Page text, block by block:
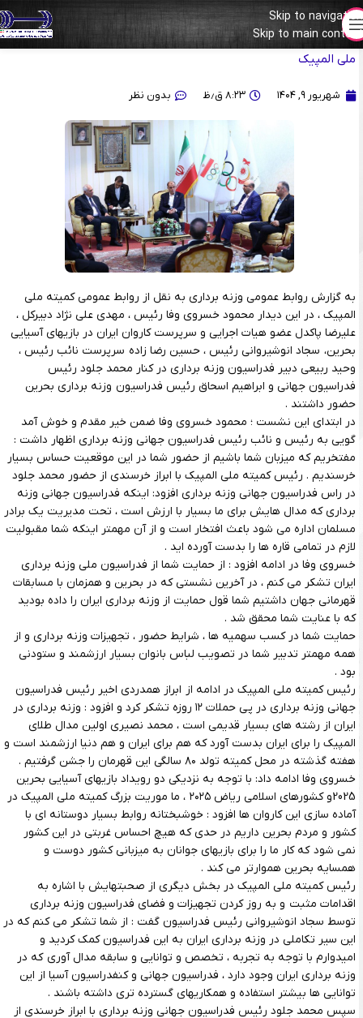
Skip to navigation
Skip to main content
دیدار رئیس فدراسیون جهانی وزنه برداری با رئیس و دبیرکل کمیته
ملی المپیک
شهریور ۹, ۱۴۰۴ ۸:۲۳ ق٫ظ بدون نظر
به گزارش روابط عمومی وزنه برداری به نقل از روابط عمومی کمیته ملی
المپیک ، در این دیدار محمود خسروی وفا رئیس ، مهدی علی نژاد دبیرکل ،
علیرضا پاکدل عضو هیات اجرایی و سرپرست کاروان ایران در بازیهای آسیایی
بحرین، سجاد انوشیروانی رئیس ، حسین رضا زاده سرپرست نائب رئیس ،
وحید ربیعی دبیر فدراسیون وزنه برداری در کنار محمد جلود رئیس
فدراسیون جهانی و ابراهیم اسحاق رئیس فدراسیون وزنه برداری بحرین
حضور داشتند .
در ابتدای این نشست ؛ محمود خسروی وفا ضمن خیر مقدم و خوش آمد
گویی به رئیس و نائب رئیس فدراسیون جهانی وزنه برداری اظهار داشت :
مفتخریم که میزبان شما باشیم از حضور شما در این موقعیت حساس بسیار
خرسندیم . رئیس کمیته ملی المپیک با ابراز خرسندی از حضور محمد جلود
در راس فدراسیون جهانی وزنه برداری افزود: اینکه فدراسیون جهانی وزنه
برداری که مدال هایش برای ما بسیار با ارزش است ، تحت مدیریت یک برادر
مسلمان اداره می شود باعث افتخار است و از آن مهمتر اینکه شما مقبولیت
لازم در تمامی قاره ها را بدست آورده اید .
خسروی وفا در ادامه افزود : از حمایت شما از فدراسیون ملی وزنه برداری
ایران تشکر می کنم ، در آخرین نشستی که در بحرین و همزمان با مسابقات
قهرمانی جهان داشتیم شما قول حمایت از وزنه برداری ایران را داده بودید
که با عنایت شما محقق شد .
حمایت شما در کسب سهمیه ها ، شرایط حضور ، تجهیزات وزنه برداری و از
همه مهمتر تدبیر شما در تصویب لباس بانوان بسیار ارزشمند و ستودنی
بود .
رئیس کمیته ملی المپیک در ادامه از ابراز همدردی اخیر رئیس فدراسیون
جهانی وزنه برداری در پی حملات ۱۲ روزه تشکر کرد و افزود : وزنه برداری در
ایران از رشته های بسیار قدیمی است ، محمد نصیری اولین مدال طلای
المپیک را برای ایران بدست آورد که هم برای ایران و هم دنیا ارزشمند است و
هفته گذشته در محل کمیته تولد ۸۰ سالگی این قهرمان را جشن گرفتیم .
خسروی وفا ادامه داد: با توجه به نزدیکی دو رویداد بازیهای آسیایی بحرین
2025و کشورهای اسلامی ریاض ۲۰۲۵ ، ما موریت بزرگ کمیته ملی المپیک در
آماده سازی این کاروان ها افزود : خوشبختانه روابط بسیار دوستانه ای با
کشور و مردم بحرین داریم در حدی که هیچ احساس غربتی در این کشور
نمی شود که کار ما را برای بازیهای جوانان به میزبانی کشور دوست و
همسایه بحرین هموارتر می کند .
رئیس کمیته ملی المپیک در بخش دیگری از صحبتهایش با اشاره به
اقدامات مثبت و به روز کردن تجهیزات و فضای فدراسیون وزنه برداری
توسط سجاد انوشیروانی رئیس فدراسیون گفت : از شما تشکر می کنم که در
این سیر تکاملی در وزنه برداری ایران به این فدراسیون کمک کردید و
امیدوارم با توجه به تجربه ، تخصص و توانایی و سابقه مدال آوری که در
وزنه برداری ایران وجود دارد ، فدراسیون جهانی و کنفدراسیون آسیا از این
توانایی ها بیشتر استفاده و همکاریهای گسترده تری داشته باشند .
سپس محمد جلود رئیس فدراسیون جهانی وزنه برداری با ابراز خرسندی از